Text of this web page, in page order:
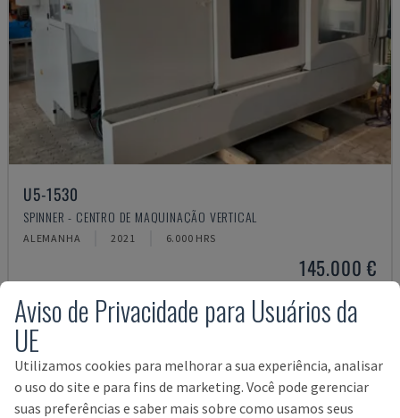
U5-1530
SPINNER - CENTRO DE MAQUINAÇÃO VERTICAL
ALEMANHA 2021 6.000 HRS
145.000 €
Aviso de Privacidade para Usuários da
UE
Utilizamos cookies para melhorar a sua experiência, analisar
o uso do site e para fins de marketing. Você pode gerenciar
suas preferências e saber mais sobre como usamos seus